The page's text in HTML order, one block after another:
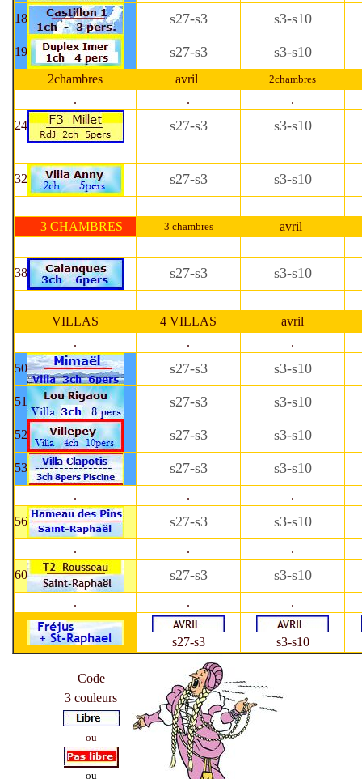
18 s27-s3 s3-s10
19 s27-s3 s3-s10
2chambres avril 2chambres
. .
.
24
s27-s3 s3-s10
32 s27-s3 s3-s10
3 CHAMBRES 3 chambres avril
38 s27-s3 s3-s10
VILLAS 4 VILLAS
avril
.
.
.
50
s27-s3 s3-s10
51 s27-s3 s3-s10
52 s27-s3 s3-s10
53 s27-s3 s3-s10
. .
.
56
s27-s3 s3-s10
. .
.
60
s27-s3 s3-s10
. . .
s27-s3 s3-s10
Code
3 couleurs
ou
ou